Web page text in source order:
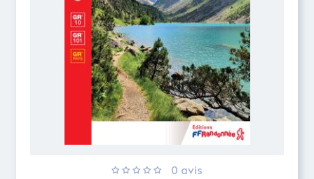
0 avis